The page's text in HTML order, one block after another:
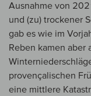
Ausnahme von
und (zu) trockener
gab es wie im
Reben kamen aber
provençalischen
eine mittlere